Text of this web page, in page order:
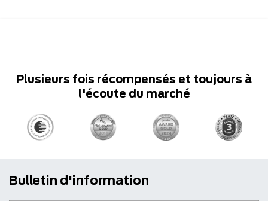
Plusieurs fois récompensés et toujours à
l'écoute du marché
Bulletin d'information